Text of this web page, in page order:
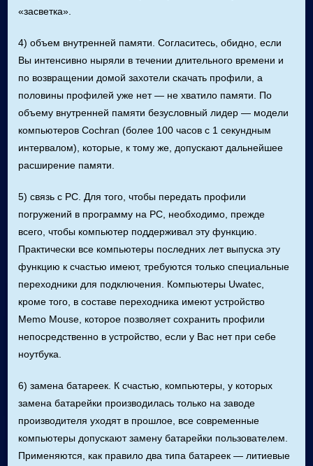
«засветка».
4) объем внутренней памяти. Согласитесь, обидно, если
Вы интенсивно ныряли в течении длительного времени и
по возвращении домой захотели скачать профили, а
половины профилей уже нет — не хватило памяти. По
объему внутренней памяти безусловный лидер — модели
компьютеров Cochran (более 100 часов с 1 секундным
интервалом), которые, к тому же, допускают дальнейшее
расширение памяти.
5) связь с PC. Для того, чтобы передать профили
погружений в программу на PC, необходимо, прежде
всего, чтобы компьютер поддерживал эту функцию.
Практически все компьютеры последних лет выпуска эту
функцию к счастью имеют, требуются только специальные
переходники для подключения. Компьютеры Uwatec,
кроме того, в составе переходника имеют устройство
Memo Mouse, которое позволяет сохранить профили
непосредственно в устройство, если у Вас нет при себе
ноутбука.
6) замена батареек. К счастью, компьютеры, у которых
замена батарейки производилась только на заводе
производителя уходят в прошлое, все современные
компьютеры допускают замену батарейки пользователем.
Применяются, как правило два типа батареек — литиевые